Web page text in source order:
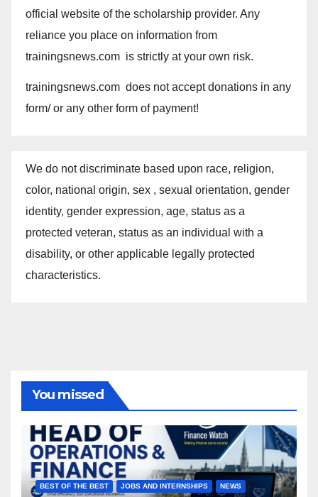
official website of the scholarship provider. Any
reliance you place on information from
trainingsnews.com is strictly at your own risk.
trainingsnews.com does not accept donations in any
form/ or any other form of payment!
We do not discriminate based upon race, religion,
color, national origin, sex , sexual orientation, gender
identity, gender expression, age, status as a
protected veteran, status as an individual with a
disability, or other applicable legally protected
characteristics.
You missed
BEST OF THE BEST JOBS AND INTERNSHIPS NEWS